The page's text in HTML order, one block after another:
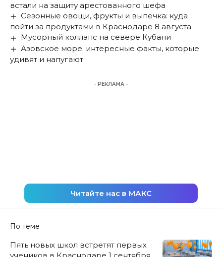
встали на защиту арестованного шефа
Сезонные овощи, фрукты и выпечка: куда
пойти за продуктами в Краснодаре 8 августа
Мусорный коллапс на севере Кубани
Азовское море: интересные факты, которые
удивят и напугают
- РЕКЛАМА -
Читайте нас в МАКС
По теме
Пять новых школ встретят первых
учеников в Краснодаре 1 сентября